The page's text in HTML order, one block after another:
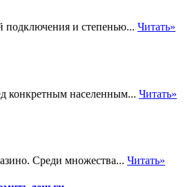
подключения и степенью... Читать»
конкретным населенным... Читать»
Среди множества... Читать»